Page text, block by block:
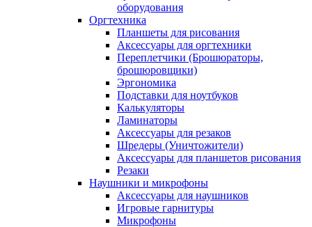
оборудования
Оргтехника
Планшеты для рисования
Аксессуары для оргтехники
Переплетчики (Брошюраторы,
брошюровщики)
Эргономика
Подставки для ноутбуков
Калькуляторы
Ламинаторы
Аксессуары для резаков
Шредеры (Уничтожители)
Аксессуары для планшетов рисования
Резаки
Наушники и микрофоны
Аксессуары для наушников
Игровые гарнитуры
Микрофоны